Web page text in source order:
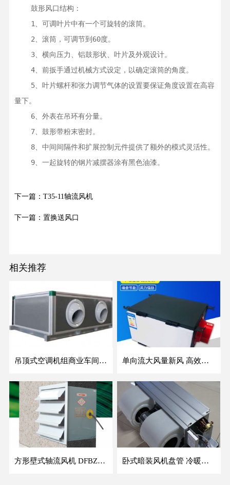
量下。
    9、一起旋转的钢片减摆器涂有黑色油漆。
下一篇：T35-11轴流风机
下一篇：置换送风口
相关推荐
吊顶式空调机组商业车间防爆新风空调器射流冷暖机组 单向流大风量新风 高效除霾全热交换新风机空气净化
方形壁式轴流风机 DFBZ低噪防爆工业XBDZ静音220V/380V壁式边墙风机 卧式暗装风机盘管 冷暖两用盘管系列 明装风盘空调器